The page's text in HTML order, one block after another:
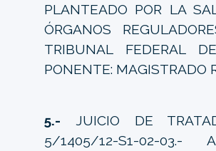
PLANTEADO POR LA
ÓRGANOS
TRIBUNAL FEDERAL
PONENTE: MAGISTRADO
5.- JUICIO DE
5/1405/12-S1-02-03.-